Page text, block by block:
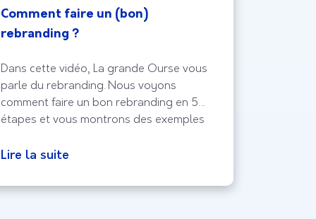
Comment faire un (bon)
rebranding ?
Dans cette vidéo, La grande Ourse vous
parle du rebranding. Nous voyons
comment faire un bon rebranding en 5
étapes et vous montrons des exemples
Lire la suite